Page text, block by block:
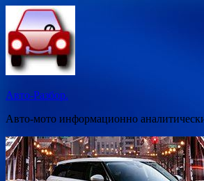
Перейти
содержимому
Авто-Разбор.
Авто-мото информационно